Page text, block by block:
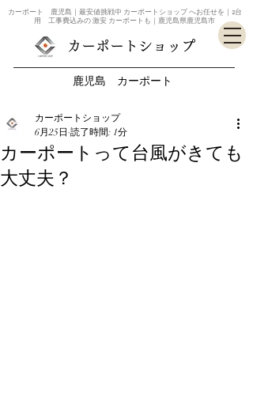
カーポートショップ
カーポート 鹿児島｜最安値挑戦中 カーポートショップ へお任せを｜2台
用 工事費込みの 激安 カーポートも｜鹿児島県鹿児島市
鹿児島 カーポート
カーポートって台風がきても
大丈夫？
カーポートショップ
6月25日 読了時間: 1分